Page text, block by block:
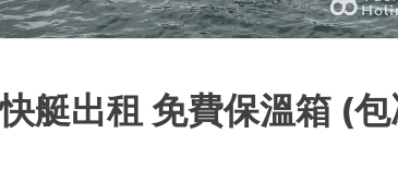
艇出租 免費保溫箱 (